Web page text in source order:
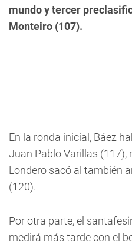
mundo y tercer
Monteiro (107).
En la ronda inicial, Báez
Juan Pablo Varillas (117),
Londero sacó al también
(120).
Por otra parte, el
medirá más tarde con el